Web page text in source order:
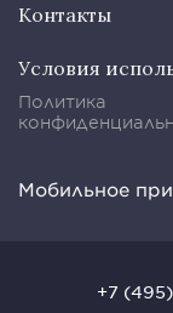
Контакты
Условия
Политика
Мобильное
+7